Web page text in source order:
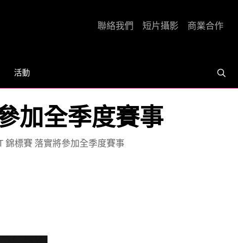
活動
聯絡我們 短片攝影 商業合作
加全季度賽事
錦標賽 落實將參加全季度賽事